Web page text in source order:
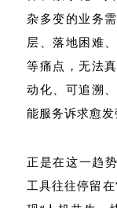
杂多变的业务
层、落地困难
等痛点，无法
动化、可追溯
能服务诉求愈发
正是在这一趋
工具往往停留